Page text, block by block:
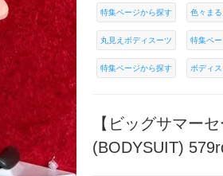
特集ページから探す 色々ま
丸見えボディスーツ 特集ペ
特集ページから探す ボディ
【ビッグサマー
(BODYSUIT)